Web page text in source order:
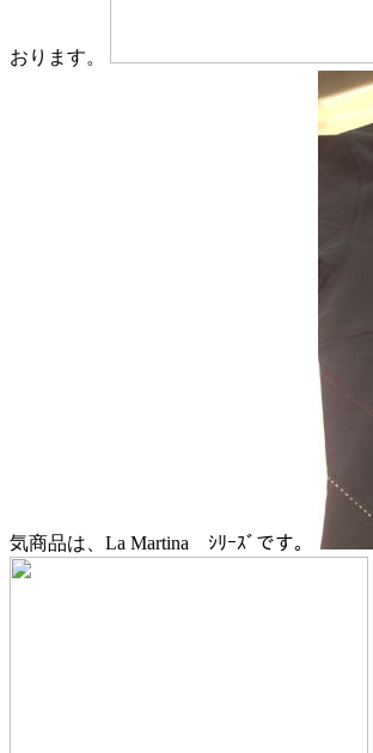
おります。
気商品は、La Martina ｼﾘｰｽﾞです。